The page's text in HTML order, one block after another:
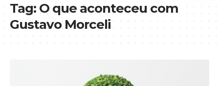
Tag: O que aconteceu com
Gustavo Morceli